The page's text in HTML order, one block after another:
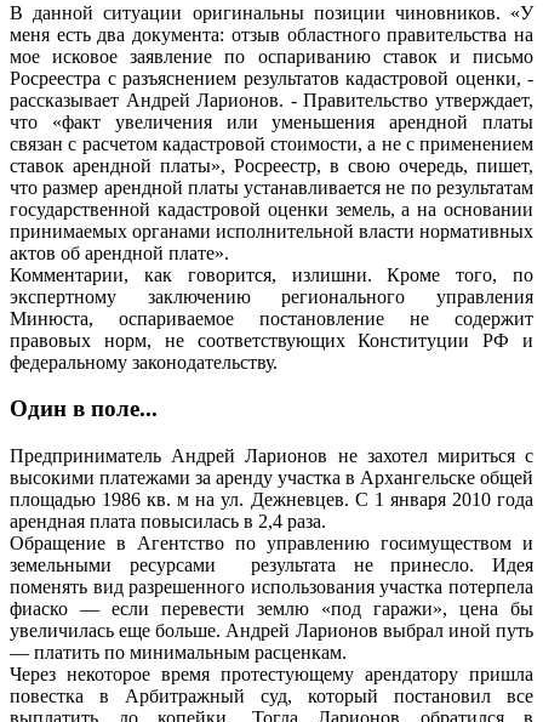
В данной ситуации оригинальны позиции чиновников. «У
меня есть два документа: отзыв областного правительства на
мое исковое заявление по оспариванию ставок и письмо
Росреестра с разъяснением результатов кадастровой оценки, -
рассказывает Андрей Ларионов. - Правительство утверждает,
что «факт увеличения или уменьшения арендной платы
связан с расчетом кадастровой стоимости, а не с применением
ставок арендной платы», Росреестр, в свою очередь, пишет,
что размер арендной платы устанавливается не по результатам
государственной кадастровой оценки земель, а на основании
принимаемых органами исполнительной власти нормативных
актов об арендной плате».
Комментарии, как говорится, излишни. Кроме того, по
экспертному заключению регионального управления
Минюста, оспариваемое постановление не содержит
правовых норм, не соответствующих Конституции РФ и
федеральному законодательству.
Один в поле...
Предприниматель Андрей Ларионов не захотел мириться с
высокими платежами за аренду участка в Архангельске общей
площадью 1986 кв. м на ул. Дежневцев. С 1 января 2010 года
арендная плата повысилась в 2,4 раза.
Обращение в Агентство по управлению госимуществом и
земельными ресурсами результата не принесло. Идея
поменять вид разрешенного использования участка потерпела
фиаско — если перевести землю «под гаражи», цена бы
увеличилась еще больше. Андрей Ларионов выбрал иной путь
— платить по минимальным расценкам.
Через некоторое время протестующему арендатору пришла
повестка в Арбитражный суд, который постановил все
выплатить до копейки. Тогда Ларионов обратился в